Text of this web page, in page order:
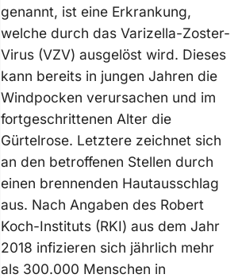
genannt, ist eine Erkrankung,
welche durch das Varizella-Zoster-
Virus (VZV) ausgelöst wird. Dieses
kann bereits in jungen Jahren die
Windpocken verursachen und im
fortgeschrittenen Alter die
Gürtelrose. Letztere zeichnet sich
an den betroffenen Stellen durch
einen brennenden Hautausschlag
aus. Nach Angaben des Robert
Koch-Instituts (RKI) aus dem Jahr
2018 infizieren sich jährlich mehr
als 300.000 Menschen in